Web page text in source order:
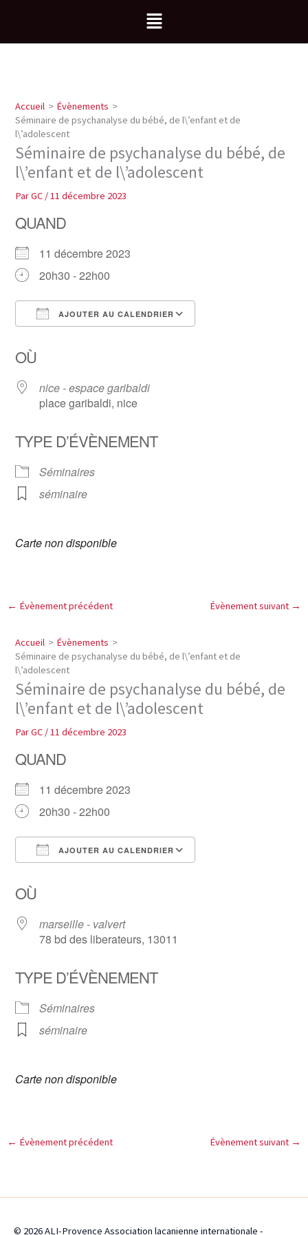
contenu
Menu
Accueil
Évènements
Séminaire de psychanalyse du bébé, de l\’enfant et de
l\’adolescent
Séminaire de psychanalyse du bébé, de
l\’enfant et de l\’adolescent
ParGC /11 décembre 2023
QUAND
11 décembre 2023
20h30 - 22h00
AJOUTER AU CALENDRIER
OÙ
nice - espace garibaldi
place garibaldi, nice
TYPE D’ÉVÈNEMENT
Séminaires
séminaire
Carte non disponible
← Évènement précédent Évènement suivant →
Accueil
Évènements
Séminaire de psychanalyse du bébé, de l\’enfant et de
l\’adolescent
Séminaire de psychanalyse du bébé, de
l\’enfant et de l\’adolescent
ParGC /11 décembre 2023
QUAND
11 décembre 2023
20h30 - 22h00
AJOUTER AU CALENDRIER
OÙ
marseille - valvert
78 bd des liberateurs, 13011
TYPE D’ÉVÈNEMENT
Séminaires
séminaire
Carte non disponible
← Évènement précédent Évènement suivant →
© 2026 ALI-Provence Association lacanienne internationale -